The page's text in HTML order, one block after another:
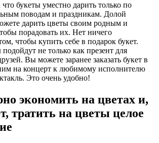
букеты уместно дарить только по
поводам и праздникам. Долой
дарить цветы своим родным и
порадовать их. Нет ничего
чтобы купить себе в подарок букет.
не только как презент для
Вы можете заранее заказать букет в
на концерт к любимому исполнителю
Это очень удобно!
экономить на цветах и,
тратить на цветы целое